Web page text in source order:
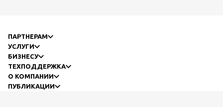
ПАРТНЕРАМ
УСЛУГИ
БИЗНЕСУ
ТЕХПОДДЕРЖКА
О КОМПАНИИ
ПУБЛИКАЦИИ